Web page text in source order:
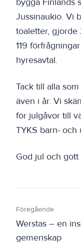
Jussinaukio. Vi
toaletter, gjorde
119
hyresavtal.
Tack till alla
även i år. Vi
för julgåvor till
TYKS barn- och
God jul och
Föregående
Werstas – en
gemenskap